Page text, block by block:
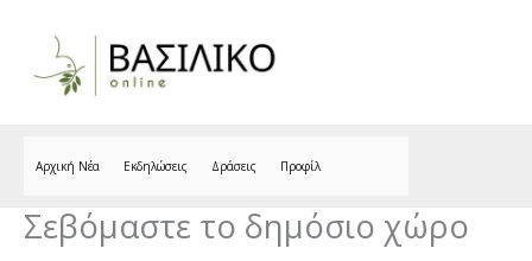
Αρχική Νέα Εκδηλώσεις Δράσεις Προφίλ
Σεβόμαστε το δημόσιο χώρο